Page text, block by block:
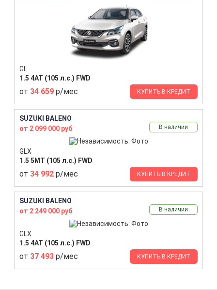
GL
1.5 4AT (105 л.с.) FWD
от 34 659 р/мес КУПИТЬ В КРЕДИТ
SUZUKI BALENO
от 2 099 000 руб
В наличии
GLX
1.5 5MT (105 л.с.) FWD
от 34 992 р/мес КУПИТЬ В КРЕДИТ
SUZUKI BALENO
от 2 249 000 руб
В наличии
GLX
1.5 4AT (105 л.с.) FWD
от 37 493 р/мес КУПИТЬ В КРЕДИТ